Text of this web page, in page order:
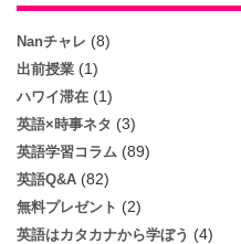
Nanチャレ (8)
出前授業 (1)
ハワイ滞在 (1)
英語×時事ネタ (3)
英語学習コラム (89)
英語Q&A (82)
無料プレゼント (2)
英語はカタカナから学ぼう (4)